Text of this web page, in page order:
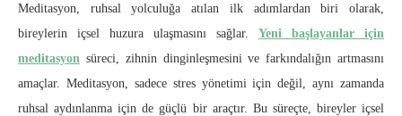
Meditasyon, ruhsal yolculuğa atılan ilk adımlardan biri olarak,
bireylerin içsel huzura ulaşmasını sağlar. Yeni başlayanlar için
meditasyon süreci, zihnin dinginleşmesini ve farkındalığın artmasını
amaçlar. Meditasyon, sadece stres yönetimi için değil, aynı zamanda
ruhsal aydınlanma için de güçlü bir araçtır. Bu süreçte, bireyler içsel